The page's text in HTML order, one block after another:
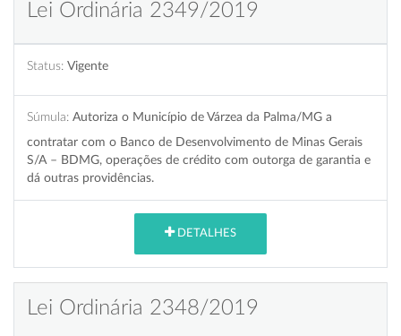
Lei Ordinária 2349/2019
Status: Vigente
Súmula: Autoriza o Município de Várzea da Palma/MG a
contratar com o Banco de Desenvolvimento de Minas Gerais
S/A – BDMG, operações de crédito com outorga de garantia e
dá outras providências.
DETALHES
Lei Ordinária 2348/2019